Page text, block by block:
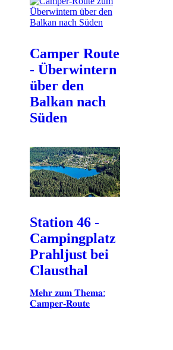
Camper Route
- Überwintern
über den
Balkan nach
Süden
Station 46 -
Campingplatz
Prahljust bei
Clausthal
𝐌𝐞𝐡𝐫 𝐳𝐮𝐦 𝐓𝐡𝐞𝐦𝐚:
𝐂𝐚𝐦𝐩𝐞𝐫-𝐑𝐨𝐮𝐭𝐞